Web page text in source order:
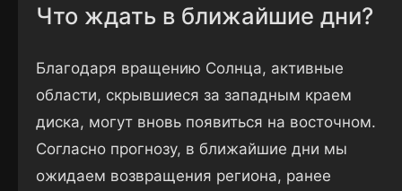
Что ждать в ближайшие дни?
Благодаря вращению Солнца, активные
области, скрывшиеся за западным краем
диска, могут вновь появиться на восточном.
Согласно прогнозу, в ближайшие дни мы
ожидаем возвращения региона, ранее